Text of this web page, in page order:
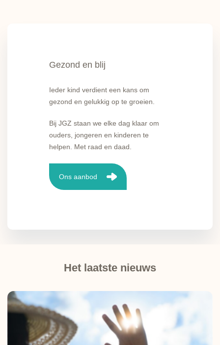
Gezond en blij
Ieder kind verdient een kans om
gezond en gelukkig op te groeien.
Bij JGZ staan we elke dag klaar om
ouders, jongeren en kinderen te
helpen. Met raad en daad.
Ons aanbod
Het laatste nieuws